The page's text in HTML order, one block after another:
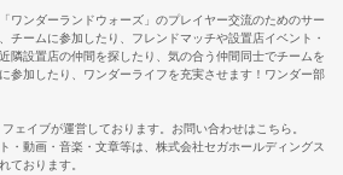
ワンダーランドウォーズ」のプレイヤー交流のためのサー
チームに参加したり、フレンドマッチや設置店イベント・
隣設置店の仲間を探したり、気の合う仲間同士でチームを
参加したり、ワンダーライフを充実させます！ワンダー部
ェイブが運営しております。お問い合わせは こちら
・動画・音楽・文章等は、株式会社セガホールディングス
ております。